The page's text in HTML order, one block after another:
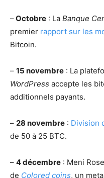
–Octobre : La Banque
premier rapport sur les
Bitcoin.
– 15 novembre : La
WordPress accepte les
additionnels payants.
– 28 novembre : Division
de 50 à 25 BTC.
– 4 décembre : Meni
de Colored coins, un